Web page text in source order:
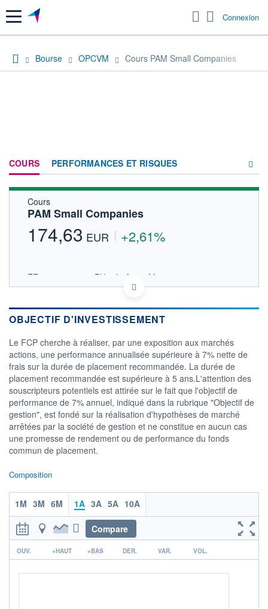
Menu Connexion
Bourse OPCVM Cours PAM Small Companies
COURS PERFORMANCES ET RISQUES
FORUM
Cours
PAM Small Companies
174,63 EUR +2,61%
FR0013079266 - Pléiade Asset Management
OPCVM DERNIER COURS CONNU AU 07/07/2022
Actions Europe Petites
Cap.
FONDS PARTENAIRES
TARIFS PRIVILÉGIÉS 0%
ÉLIGIBILITÉ
PEA PEA-PME BOURSOVIE LUX
BOURSOVIE
CTO BUSINESS
Non éligible Boursobank
ACTIF NET (EUR)
RISQUE DU FONDS (SRI)
0/7
OBJECTIF D'INVESTISSEMENT
Le FCP cherche à réaliser, par une exposition aux marchés
actions, une performance annualisée supérieure à 7% nette de
frais sur la durée de placement recommandée. La durée de
placement recommandée est supérieure à 5 ans.L'attention des
souscripteurs potentiels est attirée sur le fait que l'objectif de
performance de 7% annuel, indiqué dans la rubrique "Objectif de
gestion", est fondé sur la réalisation d'hypothèses de marché
arrêtées par la société de gestion et ne constitue en aucun cas
une promesse de rendement ou de performance du fonds
commun de placement.
Composition
1M 3M 6M 1A 3A 5A 10A
Compare
r
OUV. +HAUT +BAS DER. VAR. VOL.